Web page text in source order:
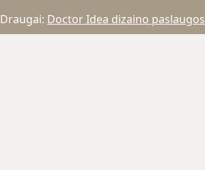
Draugai: Doctor Idea dizaino paslaugos